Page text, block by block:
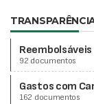
92 documentos
Gastos com
162 documentos